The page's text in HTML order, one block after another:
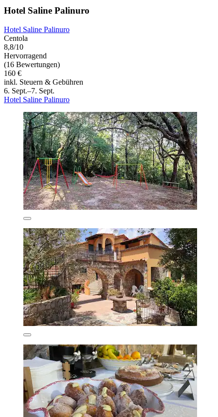
Hotel Saline Palinuro
Hotel Saline Palinuro
Centola
8,8/10
Hervorragend
(16 Bewertungen)
160 €
inkl. Steuern & Gebühren
6. Sept.–7. Sept.
Hotel Saline Palinuro